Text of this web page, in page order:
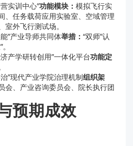
实训中心”功能模块： 模拟飞行实
、任务载荷应用实验室、空域管理
外飞行测试场。
”产业导师共同体举措： “双师”认
产学研转创用”一体化平台功能定
”现代产业学院治理机制组织架
会、产业咨询委员会、院长执行团
预期成效